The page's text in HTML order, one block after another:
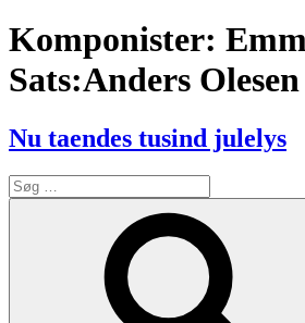
Komponister:
Sats:Anders
Nu taendes tusind julelys
Søg
efter: